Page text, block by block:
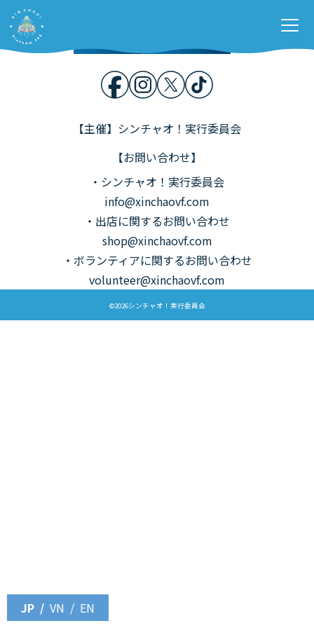
各種募集
お問い合わせ
【主催】シンチャオ！実行委員会
【お問い合わせ】
・シンチャオ！実行委員会
info@xinchaovf.com
・出店に関するお問い合わせ
shop@xinchaovf.com
・ボランティアに関するお問い合わせ
volunteer@xinchaovf.com
©2026シンチャオ！実行委員会